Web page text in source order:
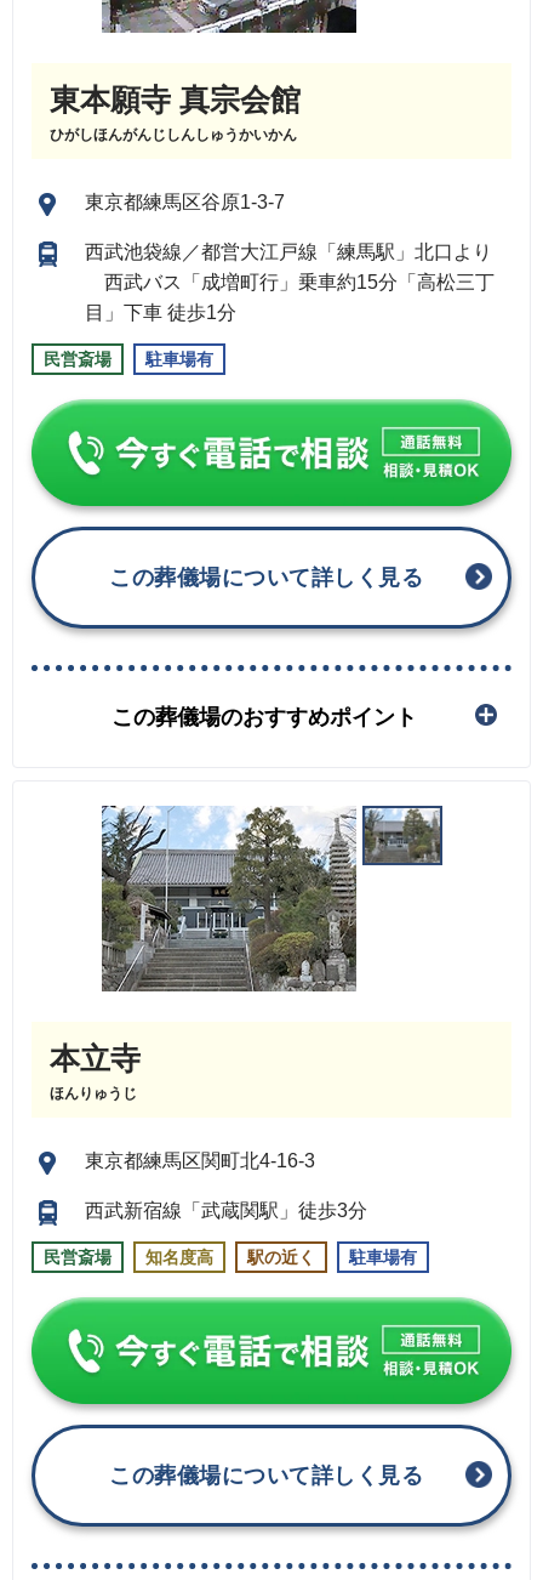
東本願寺 真宗会館
ひがしほんがんじしんしゅうかいかん
東京都練馬区谷原1-3-7
西武池袋線／都営大江戸線「練馬駅」北口より
西武バス「成増町行」乗車約15分「高松三丁
目」下車 徒歩1分
民営斎場 駐車場有
この葬儀場について詳しく見る
この葬儀場のおすすめポイント
本立寺
ほんりゅうじ
東京都練馬区関町北4-16-3
西武新宿線「武蔵関駅」徒歩3分
民営斎場 知名度高 駅の近く 駐車場有
この葬儀場について詳しく見る